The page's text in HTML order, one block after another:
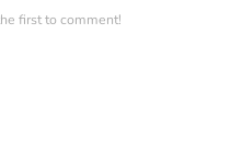
first to comment!